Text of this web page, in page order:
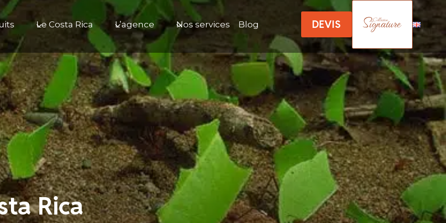
Le Costa Rica L’agence Nos services Blog DEVIS
Rica